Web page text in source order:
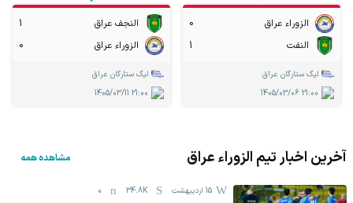
الزوراء عراق
0
النفت
1
لیگ ستارگان عراق
1405/03/06 21:00
النجف عراق
1
الزوراء عراق
0
لیگ ستارگان عراق
1405/03/11 21:00
آخرین اخبار تیم الزوراء عراق مشاهده همه
15 اردیبهشت 34.8K
0